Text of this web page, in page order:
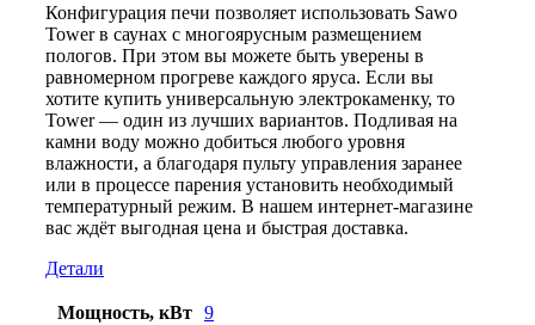
Конфигурация печи позволяет использовать Sawo
Tower в саунах с многоярусным размещением
пологов. При этом вы можете быть уверены в
равномерном прогреве каждого яруса. Если вы
хотите купить универсальную электрокаменку, то
Tower — один из лучших вариантов. Подливая на
камни воду можно добиться любого уровня
влажности, а благодаря пульту управления заранее
или в процессе парения установить необходимый
температурный режим. В нашем интернет-магазине
вас ждёт выгодная цена и быстрая доставка.
Детали
Мощность, кВт 9